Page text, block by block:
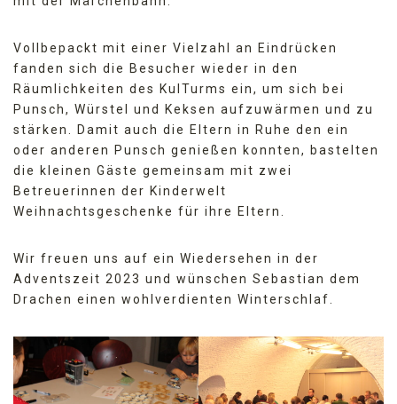
Vollbepackt mit einer Vielzahl an Eindrücken
fanden sich die Besucher wieder in den
Räumlichkeiten des KulTurms ein, um sich bei
Punsch, Würstel und Keksen aufzuwärmen und zu
stärken. Damit auch die Eltern in Ruhe den ein
oder anderen Punsch genießen konnten, bastelten
die kleinen Gäste gemeinsam mit zwei
Betreuerinnen der Kinderwelt
Weihnachtsgeschenke für ihre Eltern.
Wir freuen uns auf ein Wiedersehen in der
Adventszeit 2023 und wünschen Sebastian dem
Drachen einen wohlverdienten Winterschlaf.